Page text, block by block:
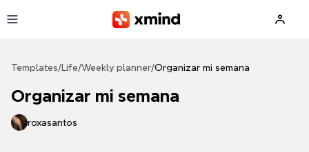
Templates/ Life/Weekly planner/Organizar mi semana
Organizar mi semana
roxasantos